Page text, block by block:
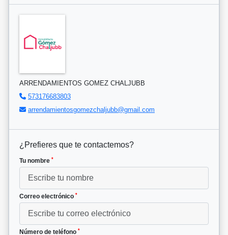
ARRENDAMIENTOS GOMEZ CHALJUBB
573176683803
arrendamientosgomezchaljubb@gmail.com
¿Prefieres que te contactemos?
Tu nombre *
Correo electrónico *
Número de teléfono *